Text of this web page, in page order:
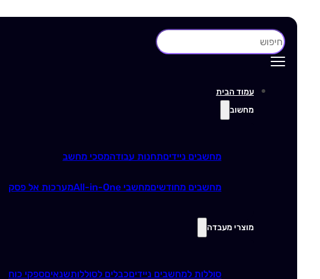
חיפוש
עמוד הבית
מחשוב
מחשבים ניידיםתחנות עבודהמסכי מחשב
מחשבים מחודשיםמחשבי All-in-One מערכות אל פסק
מוצרי מעבדה
סוללות למחשבים ניידיםכבלים לסוללותשנאיםספקי כוח